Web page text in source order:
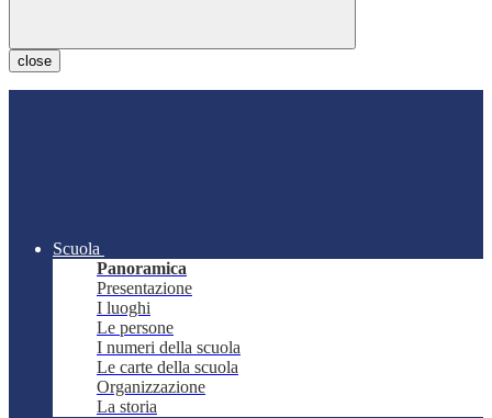
close
Scuola
Panoramica
Presentazione
I luoghi
Le persone
I numeri della scuola
Le carte della scuola
Organizzazione
La storia